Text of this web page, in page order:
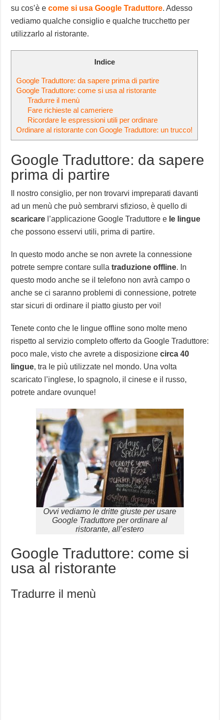
su cos’è ecome si usa Google Traduttore. Adesso
vediamo qualche consiglio e qualche trucchetto per
utilizzarlo al ristorante.
Indice
Google Traduttore: da sapere prima di partire
Google Traduttore: come si usa al ristorante
Tradurre il menù
Fare richieste al cameriere
Ricordare le espressioni utili per ordinare
Ordinare al ristorante con Google Traduttore: un trucco!
Google Traduttore: da sapere
prima di partire
Il nostro consiglio, per non trovarvi impreparati davanti
ad un menù che può sembrarvi sfizioso, è quello di
scaricare l’applicazione Google Traduttore e le lingue
che possono esservi utili, prima di partire.
In questo modo anche se non avrete la connessione
potrete sempre contare sullatraduzione offline. In
questo modo anche se il telefono non avrà campo o
anche se ci saranno problemi di connessione, potrete
star sicuri di ordinare il piatto giusto per voi!
Tenete conto che le lingue offline sono molte meno
rispetto al servizio completo offerto da Google Traduttore:
poco male, visto che avrete a disposizionecirca 40
lingue, tra le più utilizzate nel mondo. Una volta
scaricato l’inglese, lo spagnolo, il cinese e il russo,
potrete andare ovunque!
Ovvi vediamo le dritte giuste per usare
Google Traduttore per ordinare al
ristorante, all’estero
Google Traduttore: come si
usa al ristorante
Tradurre il menù